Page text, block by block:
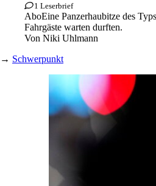
1 Leserbrief
AboEine Panzerhaubitze des
Fahrgäste warten durften.
Von Niki Uhlmann
→ Schwerpunkt